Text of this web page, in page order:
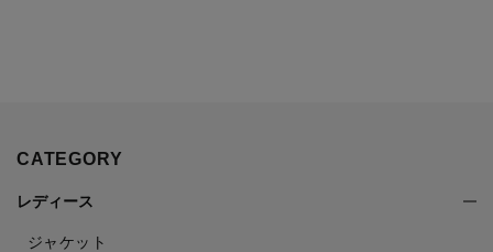
CATEGORY
レディース
ジャケット